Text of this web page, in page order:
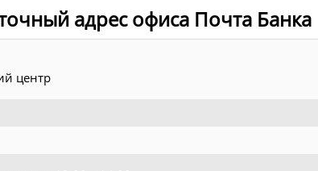
адрес офиса Почта Банка
центр